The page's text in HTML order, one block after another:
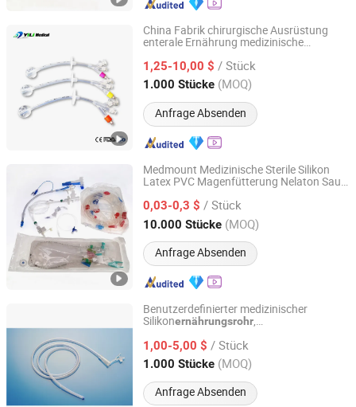
China Fabrik chirurgische Ausrüstung
enterale Ernährung medizinische
Röhre/PEG-Ernährungsröhre
1,25-10,00 $ / Stück
1.000 Stücke (MOQ)
Anfrage Absenden
Nanchang Yili Medical Instrument Co., Ltd.
Jiangxi, China Seit 2021
Medmount Medizinische Sterile Silikon
Latex PVC Magenfütterung Nelaton Saug
Endotracheal Tracheostomie Katheter
Kanüle Schlauch
0,03-0,3 $ / Stück
10.000 Stücke (MOQ)
Anfrage Absenden
Qingdao Medmount Medical Technology Co., Ltd
Shandong, China Seit 2023
Benutzerdefinierter medizinischer
Silikonernährungsrohr,
Rohr zur Magenentlastung, weiches Ng-
Rohr mit Anschluss für Krankenhaus- und
häusliche Pflege
1,00-5,00 $ / Stück
1.000 Stücke (MOQ)
Anfrage Absenden
Shenzhen Kingod Silicone Products Co., Ltd
Guangdong, China Seit 2025